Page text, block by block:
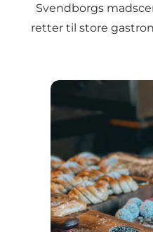
Svendborgs
retter til store
Lokale